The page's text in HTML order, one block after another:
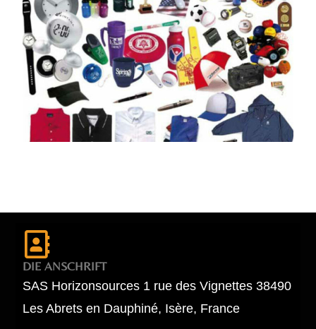
DIE ANSCHRIFT
SAS Horizonsources 1 rue des Vignettes 38490
Les Abrets en Dauphiné, Isère, France